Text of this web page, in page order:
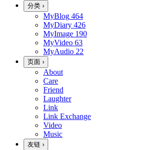
分类 ›
MyBlog 464
MyDiary 426
MyImage 190
MyVideo 63
MyAudio 22
页面 ›
About
Care
Friend
Laughter
Link
Link Exchange
Video
Music
友链 ›